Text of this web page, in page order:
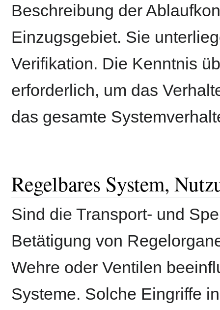
Beschreibung der
Einzugsgebiet. Sie
Verifikation. Die Kenntnis
erforderlich, um das
das gesamte
Regelbares System,
Sind die Transport- und
Betätigung von
Wehre oder Ventilen
Systeme. Solche Eingriffe